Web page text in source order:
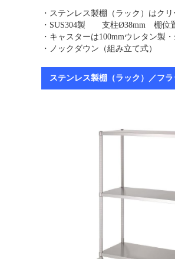
・ステンレス製棚（ラック）はク
・SUS304製 支柱Ø38mm 棚位
・キャスターは100mmウレタン製
・ノックダウン（組み立て式
ステンレス製棚（ラック）／フ